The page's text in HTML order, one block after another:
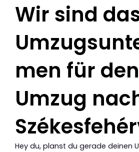
Wir sind
men für den
Umzug
Hey du, planst du gerade deinen